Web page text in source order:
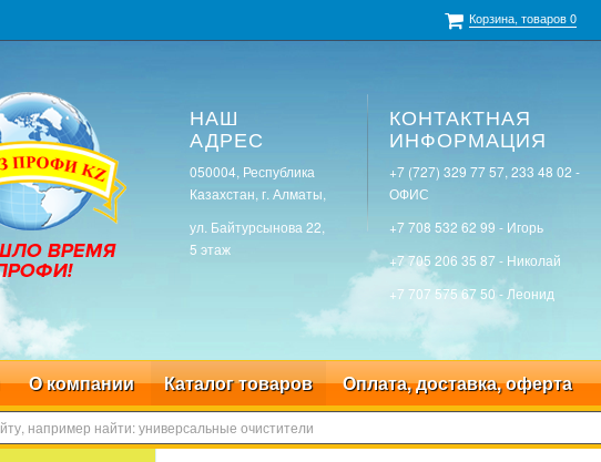
Корзина, товаров0
НАШ
АДРЕС
050004, Республика
Казахстан, г. Алматы,
ул. Байтурсынова 22,
5 этаж
КОНТАКТНАЯ
ИНФОРМАЦИЯ
+7 (727) 329 77 57, 233 48 02 -
ОФИС
+7 708 532 62 99 - Игорь
+7 705 206 35 87 - Николай
+7 707 575 67 50 - Леонид
О компании Каталог товаров Оплата, доставка, оферта